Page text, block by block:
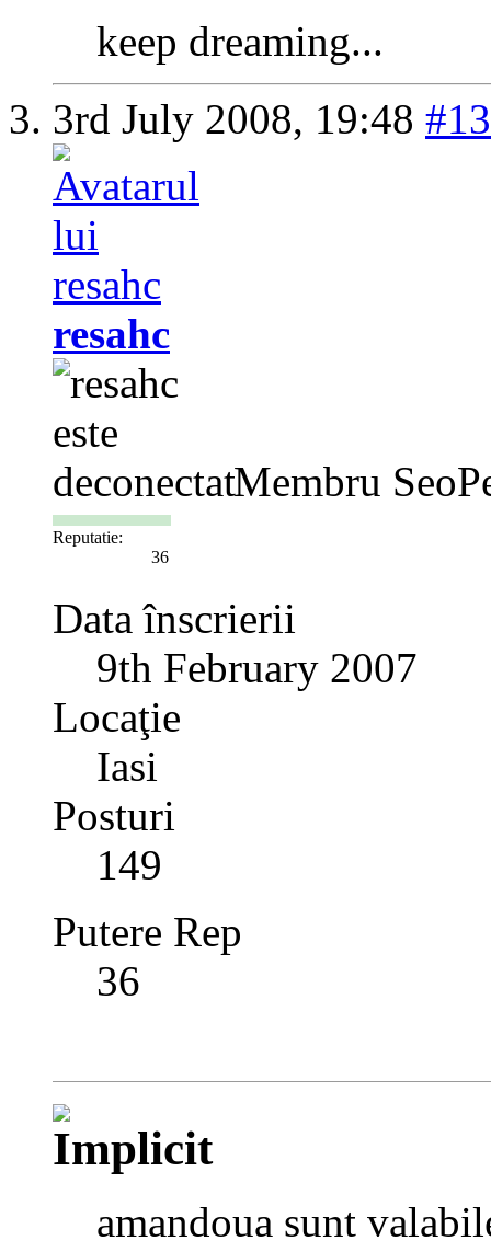
keep dreaming...
3rd July 2008, 19:48 #13
resahc
Membru
Reputatie:
36
Data înscrierii
9th February 2007
Locaţie
Iasi
Posturi
149
Putere Rep
36
amandoua sunt